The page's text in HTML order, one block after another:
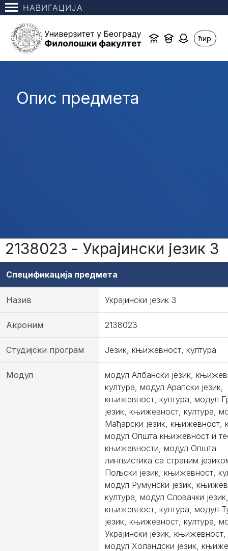
НАВИГАЦИЈА
ћир
Опис предмета
2138023 - Украјински језик 3
Спецификација предмета
Назив Украјински језик 3
Акроним 2138023
Студијски програм Језик, књижевност, култура
Модул
модул Албански језик,
култура, модул Арапски језик,
књижевност, култура, модул
језик, књижевност, култура,
Мађарски језик, књижевност,
модул Општа књижевност и
књижевности, модул Општа
лингвистика са страним
Пољски језик, књижевност,
модул Румунски језик,
култура, модул Словачки језик,
књижевност, култура, модул
језик, књижевност, култура,
Украјински језик, књижевност,
модул Холандски језик,